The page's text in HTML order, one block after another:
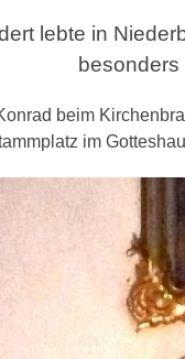
lebte in
beim
im